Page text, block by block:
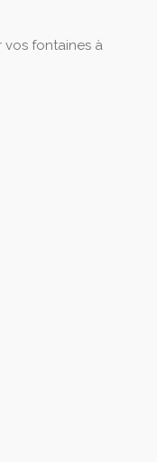
vos fontaines à